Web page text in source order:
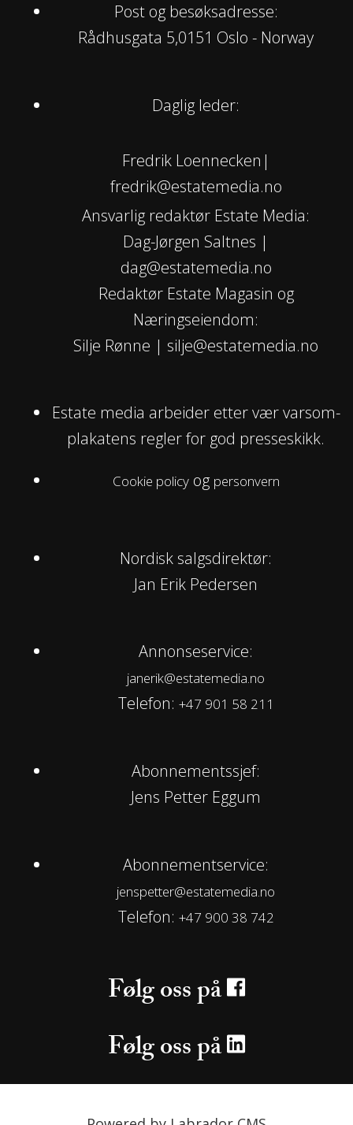
Post og besøksadresse:
Rådhusgata 5,0151 Oslo - Norway
Daglig leder:
Fredrik Loennecken|
fredrik@estatemedia.no
Ansvarlig redaktør Estate Media:
Dag-Jørgen Saltnes |
dag@estatemedia.no
Redaktør Estate Magasin og
Næringseiendom:
Silje Rønne | silje@estatemedia.no
Estate media arbeider etter vær varsom-
plakatens regler for god presseskikk.
Cookie policyog personvern
Nordisk salgsdirektør:
Jan Erik Pedersen
Annonseservice:
janerik@estatemedia.no
Telefon: +47 901 58 211
Abonnementssjef:
Jens Petter Eggum
Abonnementservice:
jenspetter@estatemedia.no
Telefon: +47 900 38 742
Følg oss på
Følg oss på